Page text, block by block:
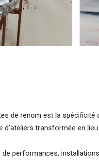
de renom est la spécificité
transformée en lieu
performances,